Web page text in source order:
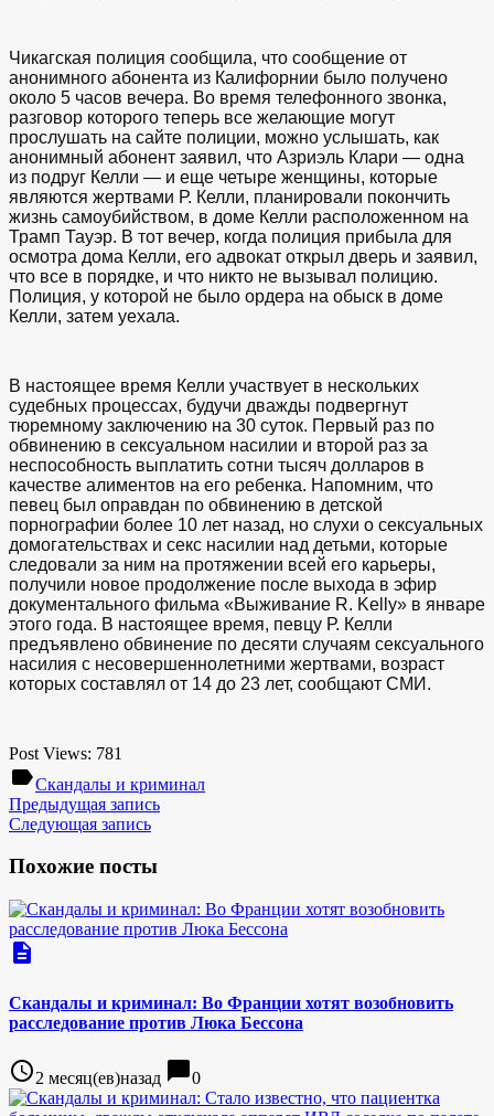
Чикагская полиция сообщила, что сообщение от
анонимного абонента из Калифорнии было получено
около 5 часов вечера. Во время телефонного звонка,
разговор которого теперь все желающие могут
прослушать на сайте полиции, можно услышать, как
анонимный абонент заявил, что Азриэль Клари — одна
из подруг Келли — и еще четыре женщины, которые
являются жертвами Р. Келли, планировали покончить
жизнь самоубийством, в доме Келли расположенном на
Трамп Тауэр. В тот вечер, когда полиция прибыла для
осмотра дома Келли, его адвокат открыл дверь и заявил,
что все в порядке, и что никто не вызывал полицию.
Полиция, у которой не было ордера на обыск в доме
Келли, затем уехала.
В настоящее время Келли участвует в нескольких
судебных процессах, будучи дважды подвергнут
тюремному заключению на 30 суток. Первый раз по
обвинению в сексуальном насилии и второй раз за
неспособность выплатить сотни тысяч долларов в
качестве алиментов на его ребенка. Напомним, что
певец был оправдан по обвинению в детской
порнографии более 10 лет назад, но слухи о сексуальных
домогательствах и секс насилии над детьми, которые
следовали за ним на протяжении всей его карьеры,
получили новое продолжение после выхода в эфир
документального фильма «Выживание R. Kelly» в январе
этого года. В настоящее время, певцу Р. Келли
предъявлено обвинение по десяти случаям сексуального
насилия с несовершеннолетними жертвами, возраст
которых составлял от 14 до 23 лет, сообщают СМИ.
Post Views: 781
labelСкандалы и криминал
Предыдущая запись
Следующая запись
Похожие посты
description
Скандалы и криминал: Во Франции хотят возобновить
расследование против Люка Бессона
access_time2 месяц(ев)назад chat_bubble0